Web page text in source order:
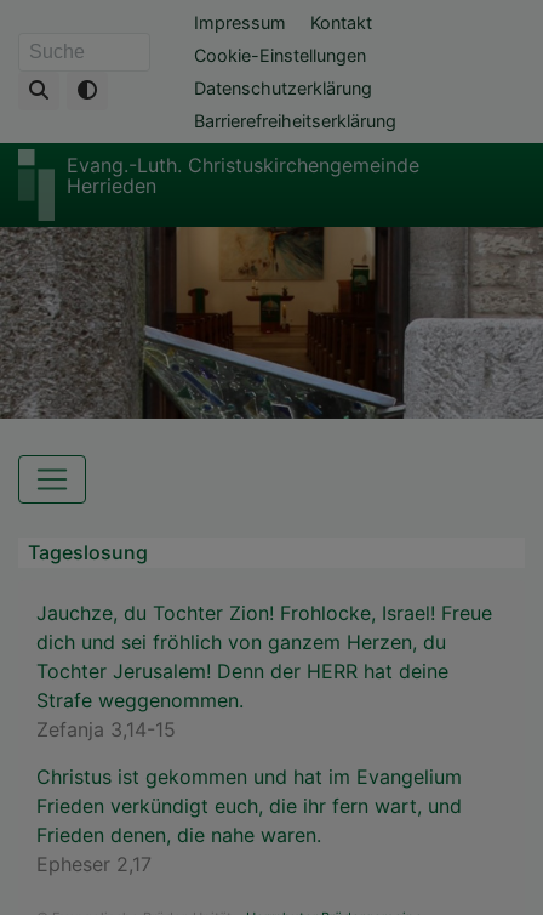
zum
Suche
Fußbereichsmenü
Impressum
Kontakt
Cookie-Einstellungen
Datenschutzerklärung
Barrierefreiheitserklärung
Evang.-Luth. Christuskirchengemeinde
Herrieden
Hauptnavigation
Tageslosung
Jauchze, du Tochter Zion! Frohlocke, Israel! Freue
dich und sei fröhlich von ganzem Herzen, du
Tochter Jerusalem! Denn der HERR hat deine
Strafe weggenommen.
Zefanja 3,14-15
Christus ist gekommen und hat im Evangelium
Frieden verkündigt euch, die ihr fern wart, und
Frieden denen, die nahe waren.
Epheser 2,17